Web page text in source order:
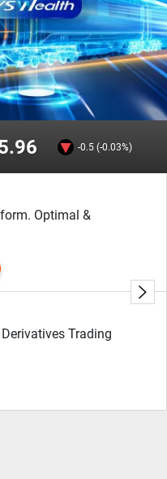
-0.5 (-0.03%)
Optimal &
Trading